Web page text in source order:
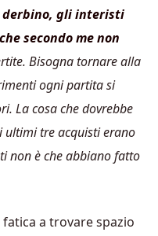
derbino, gli interisti
secondo me non
Bisogna tornare alla
ogni partita si
La cosa che dovrebbe
ultimi tre acquisti erano
non è che abbiano fatto
fatica a trovare spazio